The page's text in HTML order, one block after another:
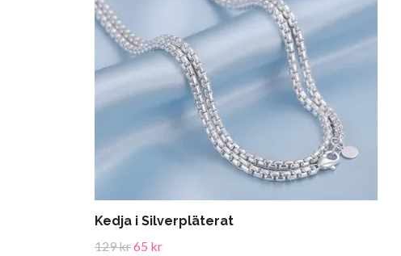
Kedja i Silverpläterat
129 kr65 kr